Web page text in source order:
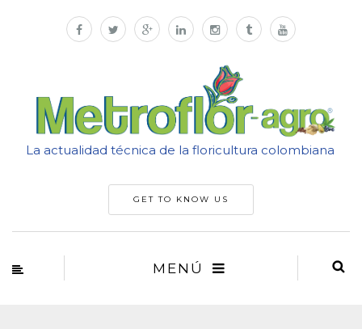
La actualidad técnica de la floricultura colombiana
GET TO KNOW US
MENÚ